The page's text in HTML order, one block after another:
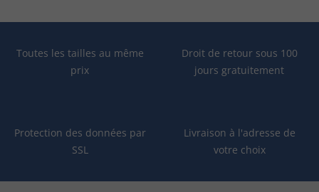
Toutes les tailles au même
prix
Droit de retour sous 100
jours gratuitement
Protection des données par
SSL
Livraison à l'adresse de
votre choix